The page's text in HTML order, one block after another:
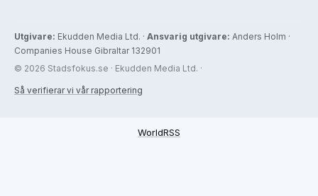
Utgivare: Ekudden Media Ltd. · Ansvarig utgivare: Anders Holm ·
Companies House Gibraltar 132901
© 2026 Stadsfokus.se · Ekudden Media Ltd. ·
Så verifierar vi vår rapportering
WorldRSS